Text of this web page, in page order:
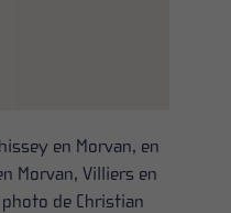
en Morvan, en
Morvan, Villiers en
de Christian